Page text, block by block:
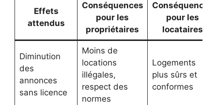
Effets
attendus
Conséquences
pour les
propriétaires
Conséquences
pour les
locataires
Diminution
des
annonces
sans licence
Moins de
locations
illégales,
respect des
normes
Logements
plus sûrs et
conformes